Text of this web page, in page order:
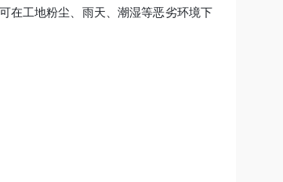
可在工地粉尘、雨天、潮湿等恶劣环境下